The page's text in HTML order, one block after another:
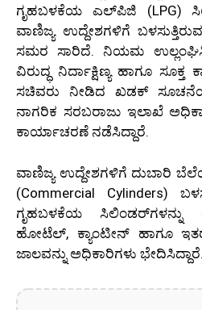
ಗೃಹಬಳಕೆಯ ಎಲ್‌ಪಿಜಿ (LPG)
ವಾಣಿಜ್ಯ ಉದ್ದೇಶಗಳಿಗೆ
ಸಮರ ಸಾರಿದೆ. ನಿಯಮ ಉಲ್ಲಂಘಿಸಿ
ವಿರುದ್ಧ ನಿರ್ದಾಕ್ಷಿಣ್ಯ ಹಾಗೂ ಸೂಕ್ತ
ಸಚಿವರು ನೀಡಿದ ಖಡಕ್
ನಾಗರಿಕ ಸರಬರಾಜು ಇಲಾಖೆ
ಕಾರ್ಯಾಚರಣೆ ನಡೆಸಿದ್ದಾರೆ.
ವಾಣಿಜ್ಯ ಉದ್ದೇಶಗಳಿಗೆ ದುಬಾರಿ
(Commercial Cylinders)
ಗೃಹಬಳಕೆಯ ಸಿಲಿಂಡರ್‌ಗಳನ್ನು
ಹೋಟೆಲ್, ಕ್ಯಾಂಟೀನ್ ಹಾಗೂ ಇತರ
ಜಾಲವನ್ನು ಅಧಿಕಾರಿಗಳು ಭೇದಿಸಿದ್ದಾರೆ.